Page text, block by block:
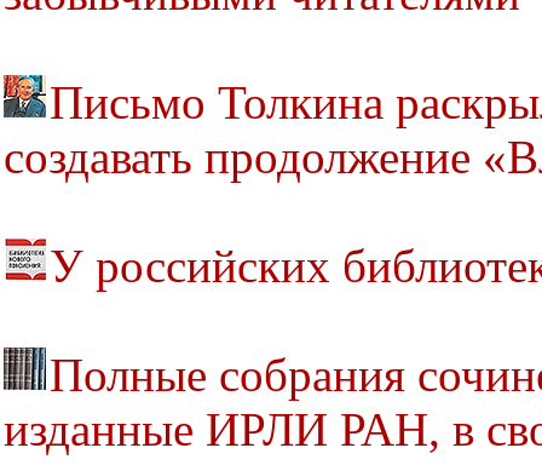
Письмо Толкина
создавать продолжение
У российских
Полные собрания
изданные ИРЛИ РАН, в